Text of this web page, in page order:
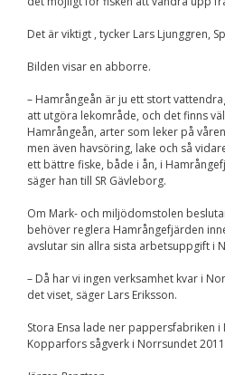
Det är viktigt , tycker Lars Ljunggren,
Bilden visar en abborre.
– Hamrångeån är ju ett stort
att utgöra lekområde, och det finns
Hamrångeån, arter som leker på
men även havsöring, lake och så
ett bättre fiske, både i ån, i
säger han till SR Gävleborg.
Om Mark- och miljödomstolen
behöver reglera Hamrångefjärden
avslutar sin allra sista arbetsuppgift i
– Då har vi ingen verksamhet kvar i
det viset, säger Lars Eriksson.
Stora Ensa lade ner pappersfabriken
Kopparfors sågverk i Norrsundet